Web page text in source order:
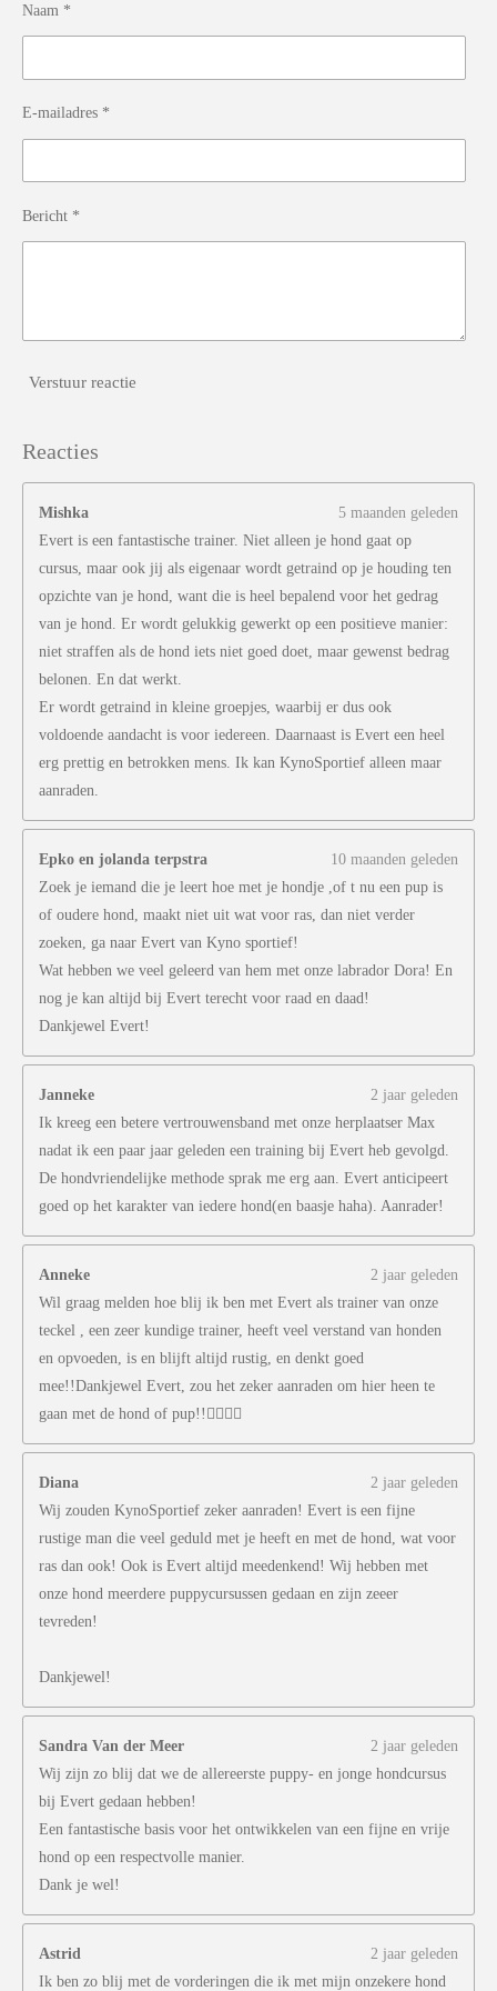
Naam *
E-mailadres *
Bericht *
Verstuur reactie
Reacties
Mishka
5 maanden geleden
Evert is een fantastische trainer. Niet alleen je hond gaat op
cursus, maar ook jij als eigenaar wordt getraind op je houding ten
opzichte van je hond, want die is heel bepalend voor het gedrag
van je hond. Er wordt gelukkig gewerkt op een positieve manier:
niet straffen als de hond iets niet goed doet, maar gewenst bedrag
belonen. En dat werkt.
Er wordt getraind in kleine groepjes, waarbij er dus ook
voldoende aandacht is voor iedereen. Daarnaast is Evert een heel
erg prettig en betrokken mens. Ik kan KynoSportief alleen maar
aanraden.
Epko en jolanda terpstra
10 maanden geleden
Zoek je iemand die je leert hoe met je hondje ,of t nu een pup is
of oudere hond, maakt niet uit wat voor ras, dan niet verder
zoeken, ga naar Evert van Kyno sportief!
Wat hebben we veel geleerd van hem met onze labrador Dora! En
nog je kan altijd bij Evert terecht voor raad en daad!
Dankjewel Evert!
Janneke
2 jaar geleden
Ik kreeg een betere vertrouwensband met onze herplaatser Max
nadat ik een paar jaar geleden een training bij Evert heb gevolgd.
De hondvriendelijke methode sprak me erg aan. Evert anticipeert
goed op het karakter van iedere hond(en baasje haha). Aanrader!
Anneke
2 jaar geleden
Wil graag melden hoe blij ik ben met Evert als trainer van onze
teckel , een zeer kundige trainer, heeft veel verstand van honden
en opvoeden, is en blijft altijd rustig, en denkt goed
mee!!Dankjewel Evert, zou het zeker aanraden om hier heen te
gaan met de hond of pup!!👍🏻👍🏻
Diana
2 jaar geleden
Wij zouden KynoSportief zeker aanraden! Evert is een fijne
rustige man die veel geduld met je heeft en met de hond, wat voor
ras dan ook! Ook is Evert altijd meedenkend! Wij hebben met
onze hond meerdere puppycursussen gedaan en zijn zeeer
tevreden!
Dankjewel!
Sandra Van der Meer
2 jaar geleden
Wij zijn zo blij dat we de allereerste puppy- en jonge hondcursus
bij Evert gedaan hebben!
Een fantastische basis voor het ontwikkelen van een fijne en vrije
hond op een respectvolle manier.
Dank je wel!
Astrid
2 jaar geleden
Ik ben zo blij met de vorderingen die ik met mijn onzekere hond